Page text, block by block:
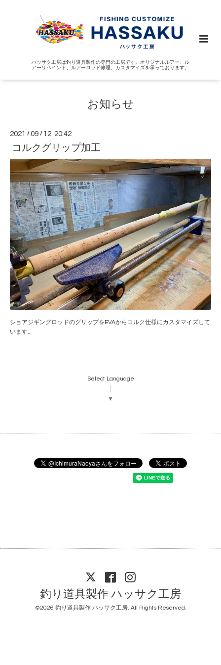
ハッサク工房は釣り道具製作の専門の工房です。オリジナルルアー、ル
アーリペイント、ルアーロッド修理、カスタマイズを承っております。
お知らせ
2021 /09 / 12 20:42
コルクグリップ加工
ショアジギングロッドのグリップをEVAからコルク仕様にカスタマイズして
います。
Select Language
▼
釣り道具製作 ハッサク工房
©2026 釣り道具製作 ハッサク工房. All Rights Reserved.